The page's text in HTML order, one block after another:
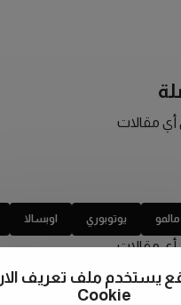
أي مقالات
مالمو يوتوبوري اوبسالا
أي مقالات
يستخدم ملف تعريف
Cookie